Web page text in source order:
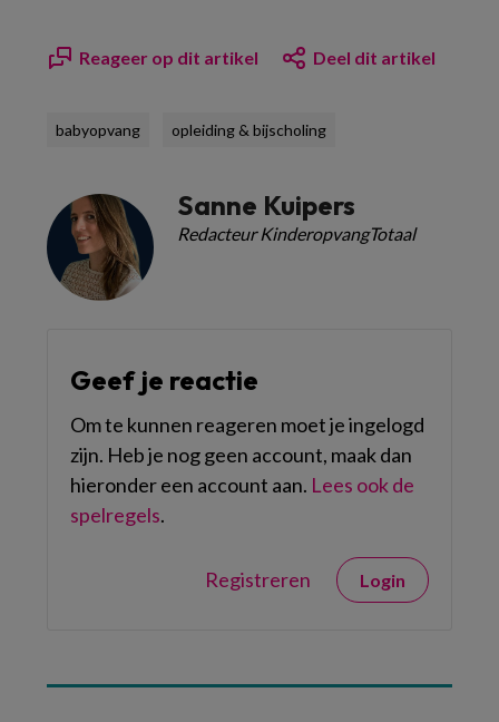
Reageer op dit artikel Deel dit artikel
babyopvang opleiding & bijscholing
Sanne Kuipers
Redacteur KinderopvangTotaal
Geef je reactie
Om te kunnen reageren moet je ingelogd
zijn. Heb je nog geen account, maak dan
hieronder een account aan. Lees ook de
spelregels.
Registreren Login